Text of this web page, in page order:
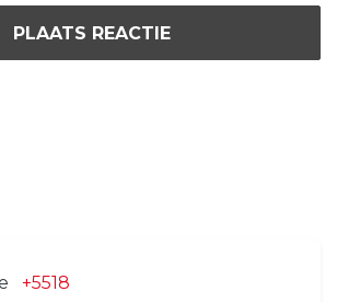
PLAATS REACTIE
+5518